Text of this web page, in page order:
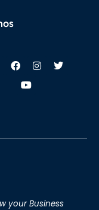
your Business